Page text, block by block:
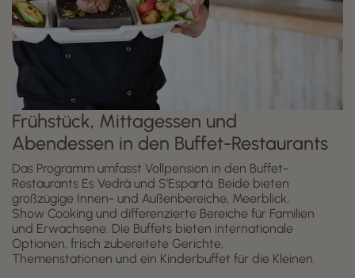
Frühstück, Mittagessen und
Abendessen in den Buffet-Restaurants
Das Programm umfasst Vollpension in den Buffet-
Restaurants Es Vedrà und S'Espartà. Beide bieten
großzügige Innen- und Außenbereiche, Meerblick,
Show Cooking und differenzierte Bereiche für Familien
und Erwachsene. Die Buffets bieten internationale
Optionen, frisch zubereitete Gerichte,
Themenstationen und ein Kinderbuffet für die Kleinen.